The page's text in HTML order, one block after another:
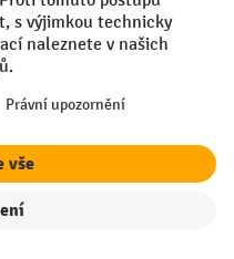
and possible delivery charges,